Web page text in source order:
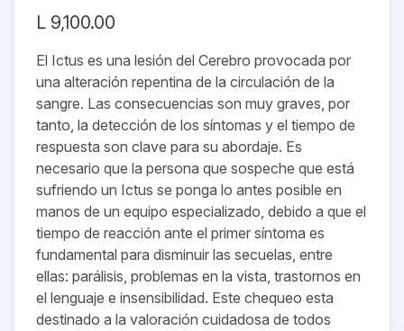
Precio
L 9,100.00
El Ictus es una lesión del Cerebro provocada por
una alteración repentina de la circulación de la
sangre. Las consecuencias son muy graves, por
tanto, la detección de los síntomas y el tiempo de
respuesta son clave para su abordaje. Es
necesario que la persona que sospeche que está
sufriendo un Ictus se ponga lo antes posible en
manos de un equipo especializado, debido a que el
tiempo de reacción ante el primer síntoma es
fundamental para disminuir las secuelas, entre
ellas: parálisis, problemas en la vista, trastornos en
el lenguaje e insensibilidad. Este chequeo esta
destinado a la valoración cuidadosa de todos